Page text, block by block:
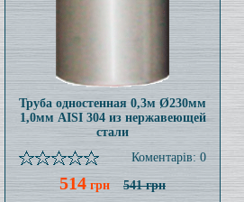
Труба одностенная 0,3м Ø230мм
1,0мм AISI 304 из нержавеющей
стали
Коментарів: 0
514 грн 541 грн